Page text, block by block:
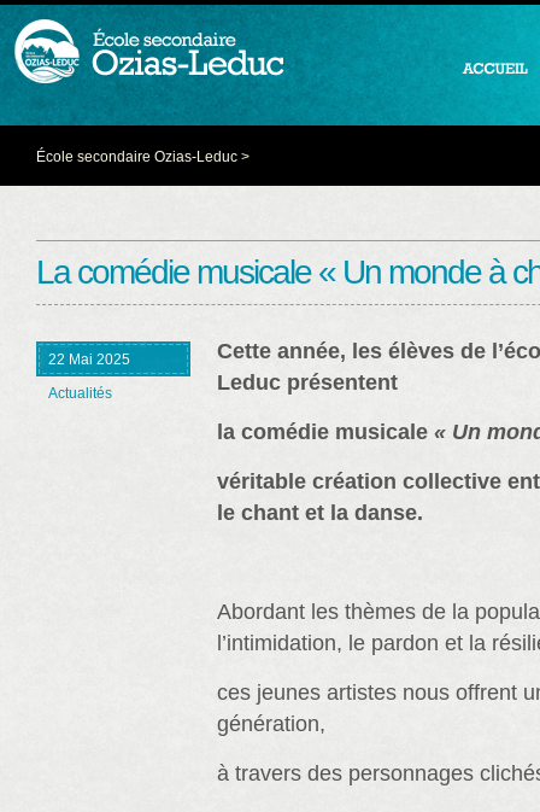
École secondaire Ozias-Leduc >
La comédie musicale « Un monde à
22 Mai 2025
Actualités
Cette année, les élèves de
Leduc présentent
la comédie musicale « Un
véritable création collective
le chant et la danse.
Abordant les thèmes de la
l’intimidation, le pardon et la
ces jeunes artistes nous offrent
génération,
à travers des personnages